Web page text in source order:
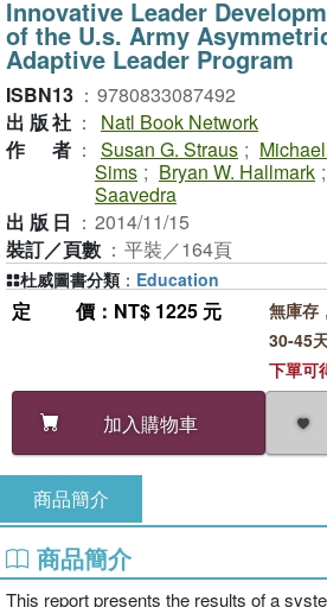
Innovative Leader
of the U.s. Army
Adaptive Leader Program
ISBN13 ： 9780833087492
出版社 ：
Natl Book Network
作者 ： Susan G. Straus ;
Sims ; Bryan W. Hallmark ;
Saavedra
出版日 ： 2014/11/15
裝訂／頁數 ： 平裝／164頁
定價 ：NT$ 1225 元
加入購物車
無庫存
30-45
下單可
杜威圖書分類 ： Education
商品簡介
商品簡介
This report presents the results of a